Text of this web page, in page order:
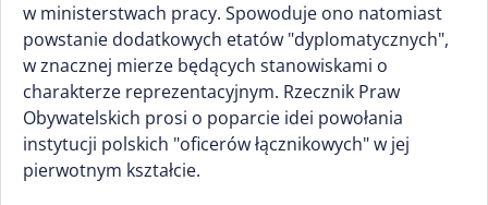
w ministerstwach pracy. Spowoduje ono natomiast
powstanie dodatkowych etatów "dyplomatycznych",
w znacznej mierze będących stanowiskami o
charakterze reprezentacyjnym. Rzecznik Praw
Obywatelskich prosi o poparcie idei powołania
instytucji polskich "oficerów łącznikowych" w jej
pierwotnym kształcie.